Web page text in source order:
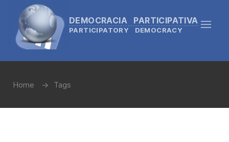
DEMOCRACIA PARTICIPATIVA
PARTICIPATORY DEMOCRACY
Home Tags